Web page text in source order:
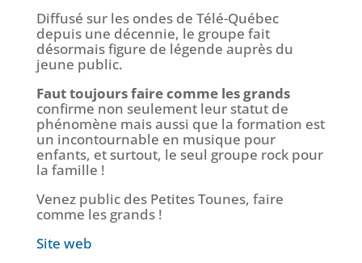
Diffusé sur les ondes de Télé-Québec
depuis une décennie, le groupe fait
désormais figure de légende auprès du
jeune public.
Faut toujours faire comme les grands
confirme non seulement leur statut de
phénomène mais aussi que la formation est
un incontournable en musique pour
enfants, et surtout, le seul groupe rock pour
la famille !
Venez public des Petites Tounes, faire
comme les grands !
Site web